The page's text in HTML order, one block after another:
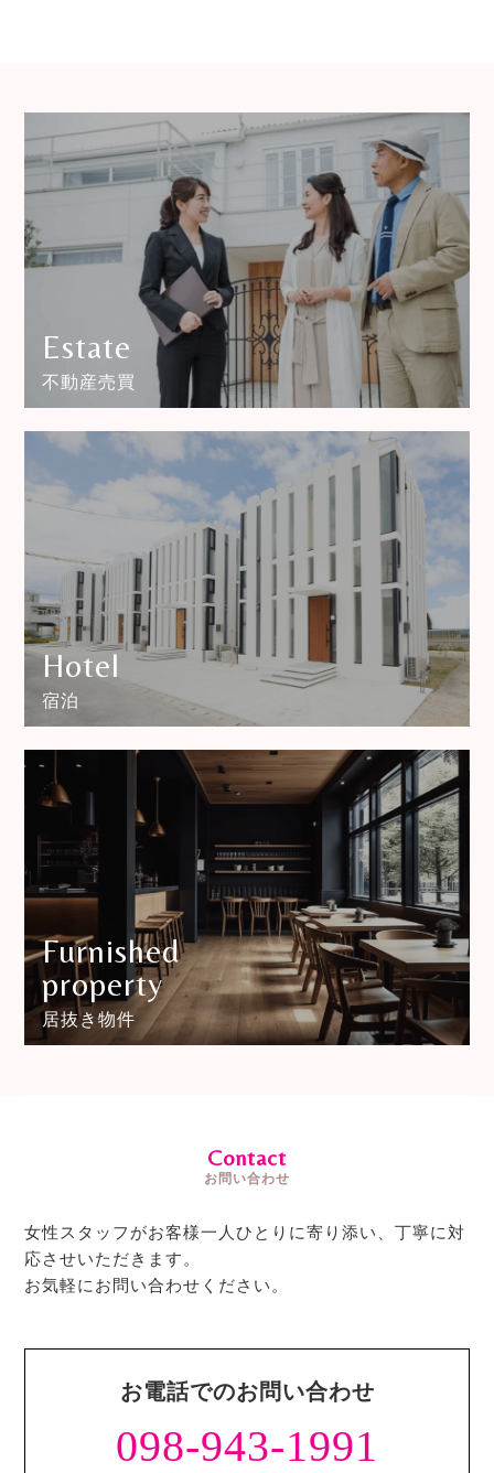
Estate
不動産売買
Hotel
宿泊
Furnished
property
居抜き物件
Contact
お問い合わせ
女性スタッフがお客様一人ひとりに寄り添い、丁寧に対
応させいただきます。
お気軽にお問い合わせください。
お電話でのお問い合わせ
098-943-1991